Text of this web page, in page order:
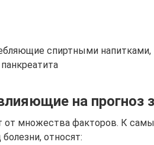
спиртными напитками,
на прогноз
от множества факторов. К
относят: